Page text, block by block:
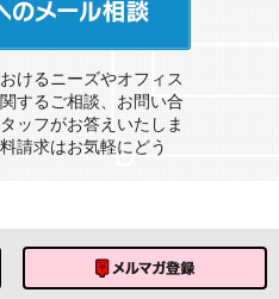
けるニーズやオフィス
するご相談、お問い合
ッフがお答えいたしま
請求はお気軽にどう